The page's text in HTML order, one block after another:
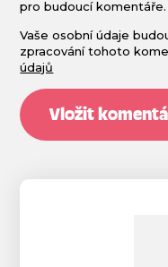
pro budoucí komentáře.
Vaše osobní údaje
zpracování tohoto
údajů